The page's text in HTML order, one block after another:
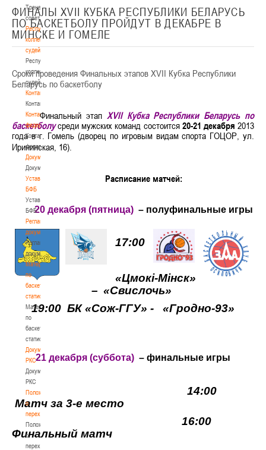
Тренерский
совет
Республиканская
коллегия
судей
Республиканская
коллегия
судей
Контакты
Контакты
Контакты
федерации
Контакты
федерации
Документы
Документы
Устав
БФБ
Устав
БФБ
Регламентирующие
документы
Регламентирующие
документы
Материалы
по
баскетбольной
статистике
Материалы
по
баскетбольной
статистике
Документы
РКС
Документы
РКС
Положение
о
переходах
Положение
о
переходах
ФИНАЛЫ XVII КУБКА РЕСПУБЛИКИ БЕЛАРУСЬ
ПО БАСКЕТБОЛУ ПРОЙДУТ В ДЕКАБРЕ В
МИНСКЕ И ГОМЕЛЕ
Сроки проведения Финальных этапов XVII Кубка Республики
Беларусь по баскетболу
Финальный этап XVIIКубка Республики Беларусь по
баскетболусреди мужских команд состоится 20-21 декабря 2013
года в г. Гомель (дворец по игровым видам спорта ГОЦОР, ул.
Ирининская, 16).
Расписание матчей:
20 декабря (пятница) – полуфинальные игры
17:00
«Цмокi-Мiнск»
– «Свислочь»
19:00 БК «Сож-ГГУ» - «Гродно-93»
21 декабря (суббота) – финальные игры
14:00
Матч за 3-е место
16:00
Финальный матч